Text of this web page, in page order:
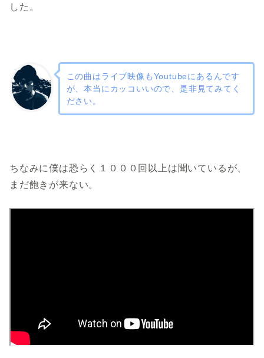
した。
この曲はライブ映像もYoutubeにあるんです
が、本当にカッコいいので、是非見てみてく
ださい。
ちなみに僕は恐らく１０００回以上は聞いているが、
まだ飽きが来ない。